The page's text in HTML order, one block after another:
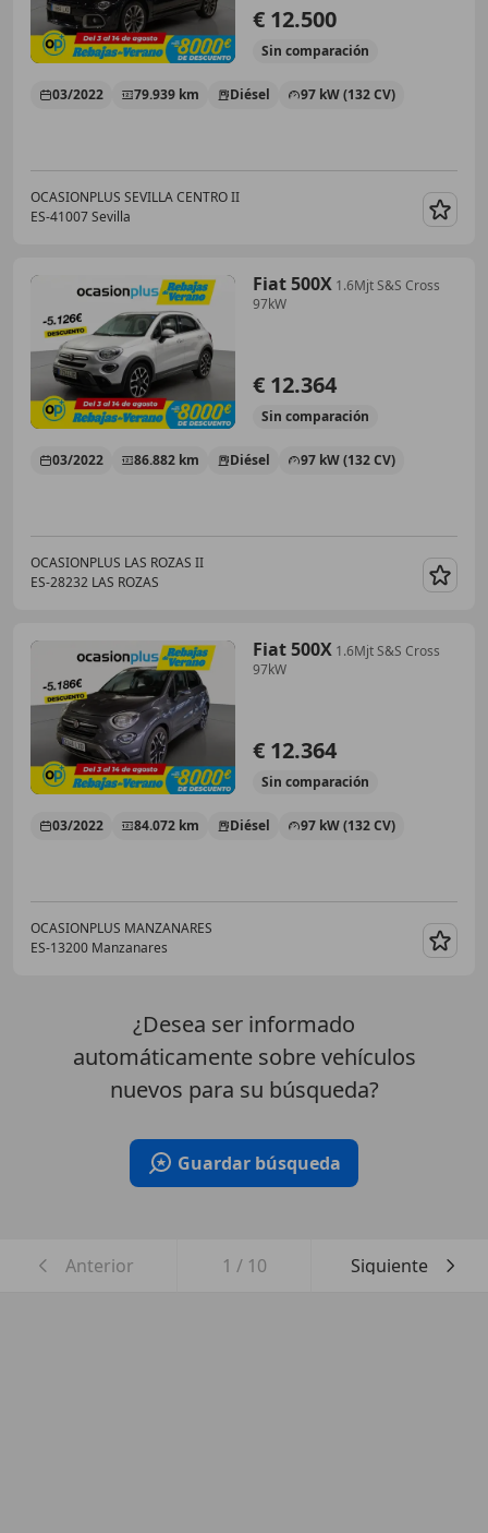
€ 12.500
Sin comparación
03/2022 79.939 km Diésel 97 kW (132 CV)
OCASIONPLUS SEVILLA CENTRO II
ES-41007 Sevilla
Fiat 500X 1.6Mjt S&S Cross
97kW
€ 12.364
Sin comparación
03/2022 86.882 km Diésel 97 kW (132 CV)
OCASIONPLUS LAS ROZAS II
ES-28232 LAS ROZAS
Fiat 500X 1.6Mjt S&S Cross
97kW
€ 12.364
Sin comparación
03/2022 84.072 km Diésel 97 kW (132 CV)
OCASIONPLUS MANZANARES
ES-13200 Manzanares
¿Desea ser informado
automáticamente sobre vehículos
nuevos para su búsqueda?
Guardar búsqueda
Anterior 1 / 10 Siguiente